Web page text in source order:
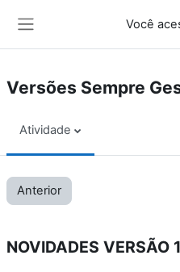
Você
Versões Sempre
Atividade
Anterior
NOVIDADES